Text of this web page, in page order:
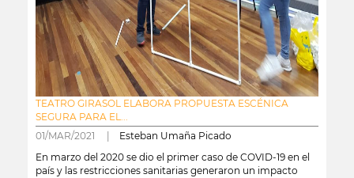
TEATRO GIRASOL ELABORA PROPUESTA ESCÉNICA
SEGURA PARA EL...
01/MAR/2021 | Esteban Umaña Picado
En marzo del 2020 se dio el primer caso de COVID-19 en el
país y las restricciones sanitarias generaron un impacto